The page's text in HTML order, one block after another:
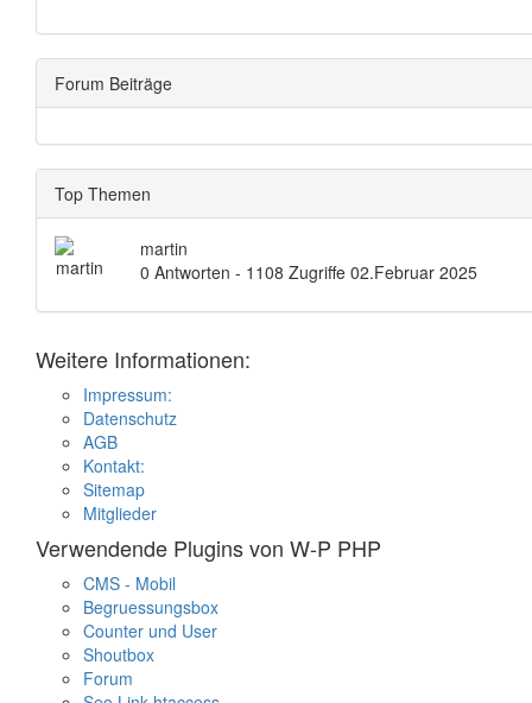
Forum Beiträge
Top Themen
martin
0 Antworten - 1108 Zugriffe 02.Februar 2025
Weitere Informationen:
Impressum:
Datenschutz
AGB
Kontakt:
Sitemap
Mitglieder
Verwendende Plugins von W-P PHP
CMS - Mobil
Begruessungsbox
Counter und User
Shoutbox
Forum